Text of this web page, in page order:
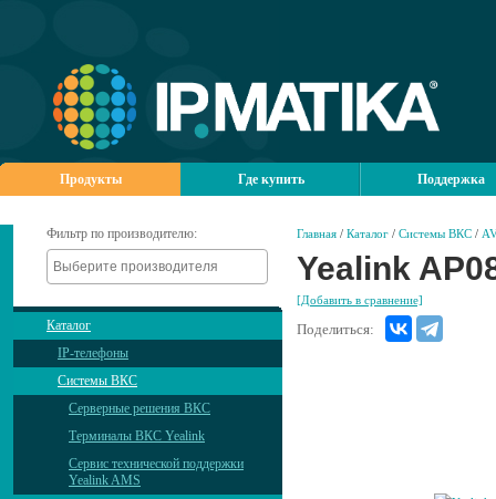
Продукты Где купить Поддержка
Фильтр по производителю:
Каталог
IP-телефоны
Системы ВКС
Серверные решения ВКС
Терминалы ВКС Yealink
Сервис технической поддержки
Yealink AMS
Главная / Каталог / Системы ВКС /
Yealink
[Добавить в сравнение]
Поделиться: